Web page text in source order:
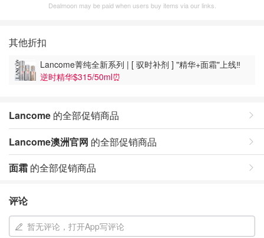
Dealmoon may be paid when users buy items via our links.
其他折扣
Lancome菁纯全新系列 | [ 驭时补剂 ] "精华+面霜"上线‼️
逆时精华$315/50ml⏰️
Lancome 的全部促销商品
Lancome澳洲官网 的全部促销商品
面霜 的全部促销商品
评论
暂无评论，打开App写评论